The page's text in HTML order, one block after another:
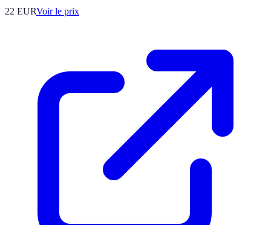
22 EURVoir le prix